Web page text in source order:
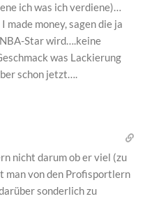
ich was ich verdiene)…
made money, sagen die ja
Star wird….keine
was Lackierung
schon jetzt….
nicht darum ob er viel (zu
man von den Profisportlern
sonderlich zu